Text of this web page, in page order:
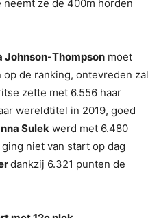
neemt ze de 400m horden
Johnson-Thompson moet
de ranking, ontevreden zal
zette met 6.556 haar
wereldtitel in 2019, goed
Sulek werd met 6.480
ging niet van start op dag
dankzij 6.321 punten de